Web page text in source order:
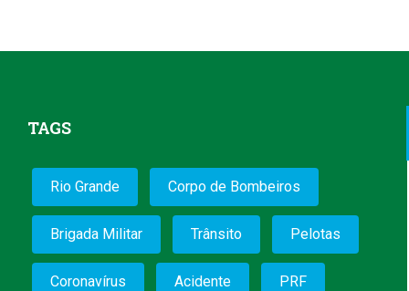
TAGS
Rio Grande Corpo de Bombeiros
Brigada Militar Trânsito Pelotas
Coronavírus Acidente PRF